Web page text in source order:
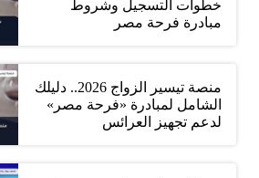
خطوات التسجيل وشروط
مبادرة فرحة مصر
منصة تيسير الزواج 2026.. دليلك
الشامل لمبادرة «فرحة مصر»
لدعم تجهيز العرائس